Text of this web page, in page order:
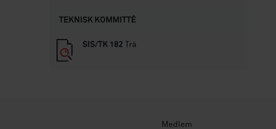
TEKNISK KOMMITTÉ
SIS/TK 182 Trä
Medlem